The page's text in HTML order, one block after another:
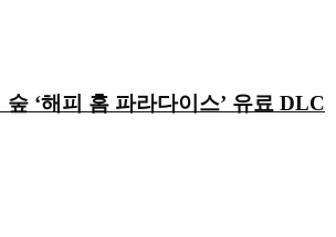
‘해피 홈 파라다이스’ 유료 DLC